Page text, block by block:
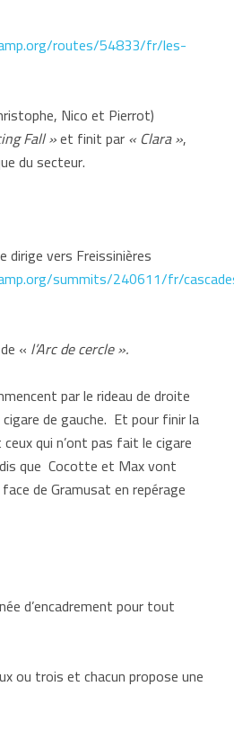
routes/54833/fr/les-
Nico et Pierrot)
Fall »et finit par« Clara »,
du secteur.
dirige vers Freissinières
summits/240611/fr/
« l’Arc de cercle ».
par le rideau de droite
de gauche. Et pour finir la
qui n’ont pas fait le cigare
que Cocotte et Max vont
de Gramusat en repérage
d’encadrement pour tout
ou trois et chacun propose une